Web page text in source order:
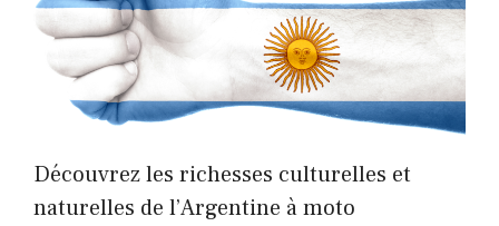
Découvrez les richesses culturelles et
naturelles de l’Argentine à moto